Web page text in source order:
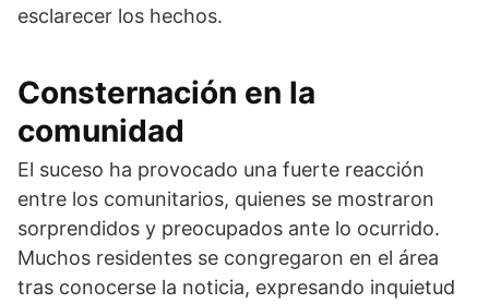
esclarecer los hechos.
Consternación en la
comunidad
El suceso ha provocado una fuerte reacción
entre los comunitarios, quienes se mostraron
sorprendidos y preocupados ante lo ocurrido.
Muchos residentes se congregaron en el área
tras conocerse la noticia, expresando inquietud